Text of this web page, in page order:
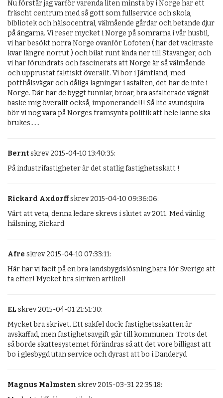
Nu förstår jag varför varenda liten minsta by i Norge har ett
fräscht centrum med så gott som fullservice och skola,
bibliotek och hälsocentral, välmående gårdar och betande djur
på ängarna. Vi reser mycket i Norge på somrarna i vår husbil,
vi har besökt norra Norge ovanför Lofoten ( har det vackraste
kvar längre norrut ) och bilat runt ända ner till Stavanger, och
vi har förundrats och fascinerats att Norge är så välmående
och upprustat faktiskt överallt. Vi bor i Jämtland, med
potthålsvägar och dåliga lagningar i asfalten, det har de inte i
Norge. Där har de byggt tunnlar, broar, bra asfalterade vägnät
baske mig överallt också, imponerande!!! Så lite avundsjuka
bör vi nog vara på Norges framsynta politik att hele lanne ska
brukes......
Berntskrev 2015-04-10 13:40:35:
På industrifastigheter är det statlig fastighetsskatt !
Rickard Axdorffskrev 2015-04-10 09:36:06:
Värt att veta, denna ledare skrevs i slutet av 2011. Med vänlig
hälsning, Rickard
Afre skrev 2015-04-10 07:33:11:
Här har vi facit på en bra landsbygdslösning,bara för Sverige att
ta efter! Mycket bra skriven artikel!
EL skrev 2015-04-01 21:51:30:
Mycket bra skrivet. Ett sakfel dock: fastighetsskatten är
avskaffad, men fastighetsavgift går till kommunen. Trots det
så borde skattesystemet förändras så att det vore billigast att
bo i glesbygd utan service och dyrast att bo i Danderyd
Magnus Malmsten skrev 2015-03-31 22:35:18: